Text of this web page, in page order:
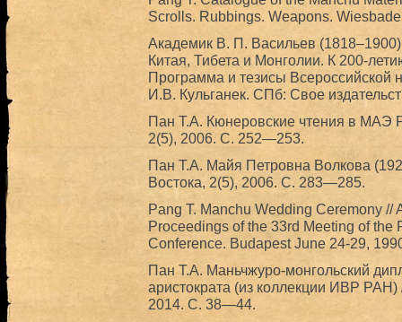
Scrolls. Rubbings. Weapons.
Академик В. П. Васильев (1818–1900)
Китая, Тибета и Монголии. К 200-
Программа и тезисы Всероссийской
И.В. Кульганек. СПб: Свое
Пан Т.А. Кюнеровские чтения в МАЭ
2(5), 2006. С. 252—253.
Пан Т.А. Майя Петровна Волкова
Востока, 2(5), 2006. С. 283—285.
Pang T. Manchu Wedding Ceremony
Proceedings of the 33rd Meeting of the
Conference. Budapest June 24-29,
Пан Т.А. Маньчжуро-монгольский
аристократа (из коллекции ИВР
2014. С. 38—44.